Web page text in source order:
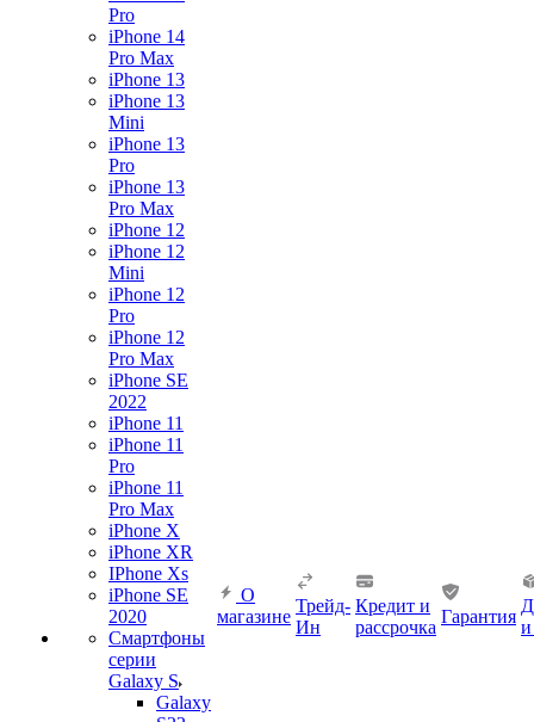
Pro
iPhone 14
Pro Max
iPhone 13
iPhone 13
Mini
iPhone 13
Pro
iPhone 13
Pro Max
iPhone 12
iPhone 12
Mini
iPhone 12
Pro
iPhone 12
Pro Max
iPhone SE
2022
iPhone 11
iPhone 11
Pro
iPhone 11
Pro Max
iPhone X
iPhone XR
IPhone Xs
iPhone SE
2020
Смартфоны
серии
Galaxy S
Galaxy
О
магазине
Трейд-
Ин
Кредит и
рассрочка
Гарантия
и